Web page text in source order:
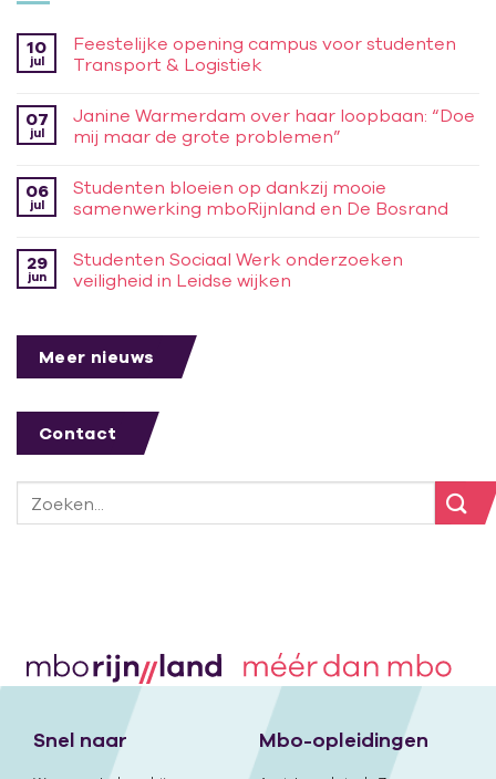
10
jul
Feestelijke opening campus voor studenten
Transport & Logistiek
07
jul
Janine Warmerdam over haar loopbaan: “Doe
mij maar de grote problemen”
06
jul
Studenten bloeien op dankzij mooie
samenwerking mboRijnland en De Bosrand
29
jun
Studenten Sociaal Werk onderzoeken
veiligheid in Leidse wijken
Meer nieuws
Contact
Snel naar Mbo-opleidingen